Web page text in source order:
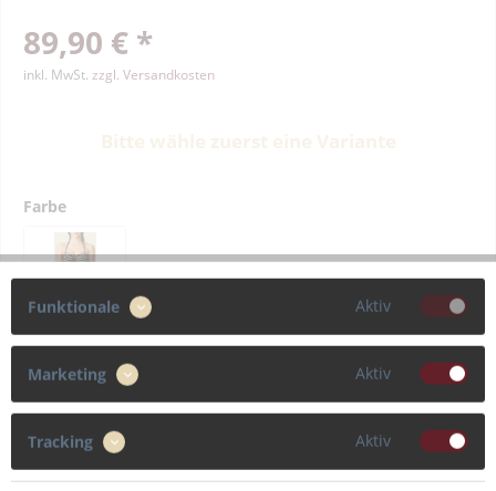
89,90 € *
inkl. MwSt. zzgl. Versandkosten
Farbe
Größe
F C
Funktionale Aktiv
Marketing Aktiv
Tracking Aktiv